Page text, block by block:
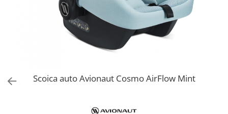
Consultanta Instalare
Jucarii de Sortare
PAPUSI
Scoica auto Avionaut Cosmo AirFlow Mint